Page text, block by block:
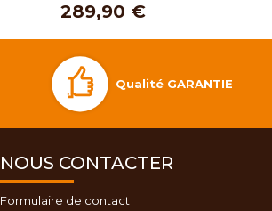
289,90 €
Qualité GARANTIE
NOUS CONTACTER
Formulaire de contact